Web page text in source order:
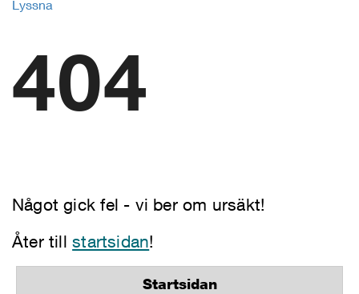
Lyssna
404
Något gick fel - vi ber om ursäkt!
Åter tillstartsidan!
Startsidan